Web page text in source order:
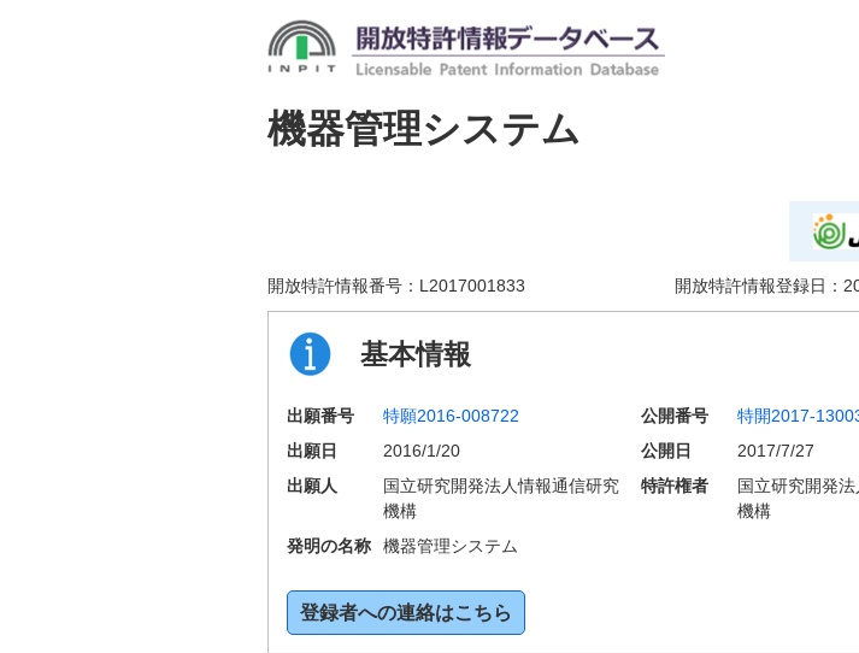
機器管理システム
開放特許情報番号： L2017001833 開放特許情報登録日：
基本情報
出願番号 特願2016-008722 公開番号 特開2017-
出願日
2016/1/20 公開日
2017/7/27
出願人
国立研究開発法人情報通信研究
機構
特許権者
国立研究開発
機構
発明の名称 機器管理システム
登録者への連絡はこちら